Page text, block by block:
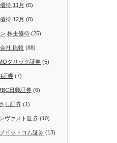
待 11月 (5)
待 12月 (8)
株主優待 (25)
社 比較 (88)
クリック証券 (5)
証券 (7)
日興証券 (6)
し証券 (1)
ヴァスト証券 (10)
ドットコム証券 (13)